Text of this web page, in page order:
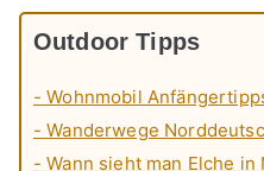
Outdoor Tipps
- Wohnmobil
- Wanderwege
- Wann sieht man Elche in